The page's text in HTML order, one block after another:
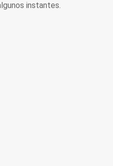
instantes.